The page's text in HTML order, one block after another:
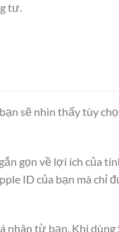
tư.
sẽ nhìn thấy tùy
gọn về lợi ích của
ID của bạn mà chỉ
từ bạn. Khi